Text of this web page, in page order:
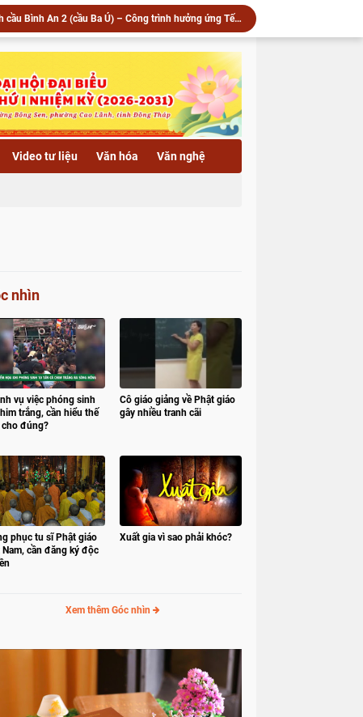
▶️ Xã Phú Hựu: Khánh thành cầu Bình An 2 (cầu Ba Ú) – Công trình hưởng ứng Tết quân dân năm 2026
▶️ Phật giáo Đồng Tháp vang vọng tiếng chuông trống tri ân - Kỷ niệm 79 năm ngày Thương binh Liệt sĩ 27/7/1947 - 27/7/2026
Xã Phú Hựu: Khánh thành cầu Bình An 2 (cầu Ba Ú) – Công trình hưởng ứng Tết quân dân năm 2026
▶️ Chùa Khánh Linh (xã Phú Hựu) lan tỏa yêu thương qua lễ phóng sanh và trao quà hỗ trợ bà con có hoàn cảnh khó khăn
Trang nghiêm khai mạc kỳ thi học kỳ II năm thứ hai Khóa X Trường Trung cấp Phật học Đồng Tháp
lan tỏa yêu thương qua lễ phóng sanh và trao quà
Quán Thế Âm Bồ Tát tại Trường hạ chùa Hải Huệ
an vị tôn tượng Phật Bổn Sư, khai Đại hồng chung
Video tư liệu Văn hóa Văn nghệ
nhìn
vụ việc phóng sinh
trắng, cần hiểu thế
cho đúng?
Cô giáo giảng về Phật giáo
gây nhiều tranh cãi
phục tu sĩ Phật giáo
Nam, cần đăng ký độc
Xuất gia vì sao phải khóc?
Xem thêm Góc nhìn